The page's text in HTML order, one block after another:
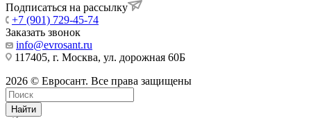
Подписаться на рассылку
+7 (901) 729-45-74
Заказать звонок
info@evrosant.ru
117405, г. Москва, ул. дорожная 60Б
2026 © Евросант. Все права защищены
Найти